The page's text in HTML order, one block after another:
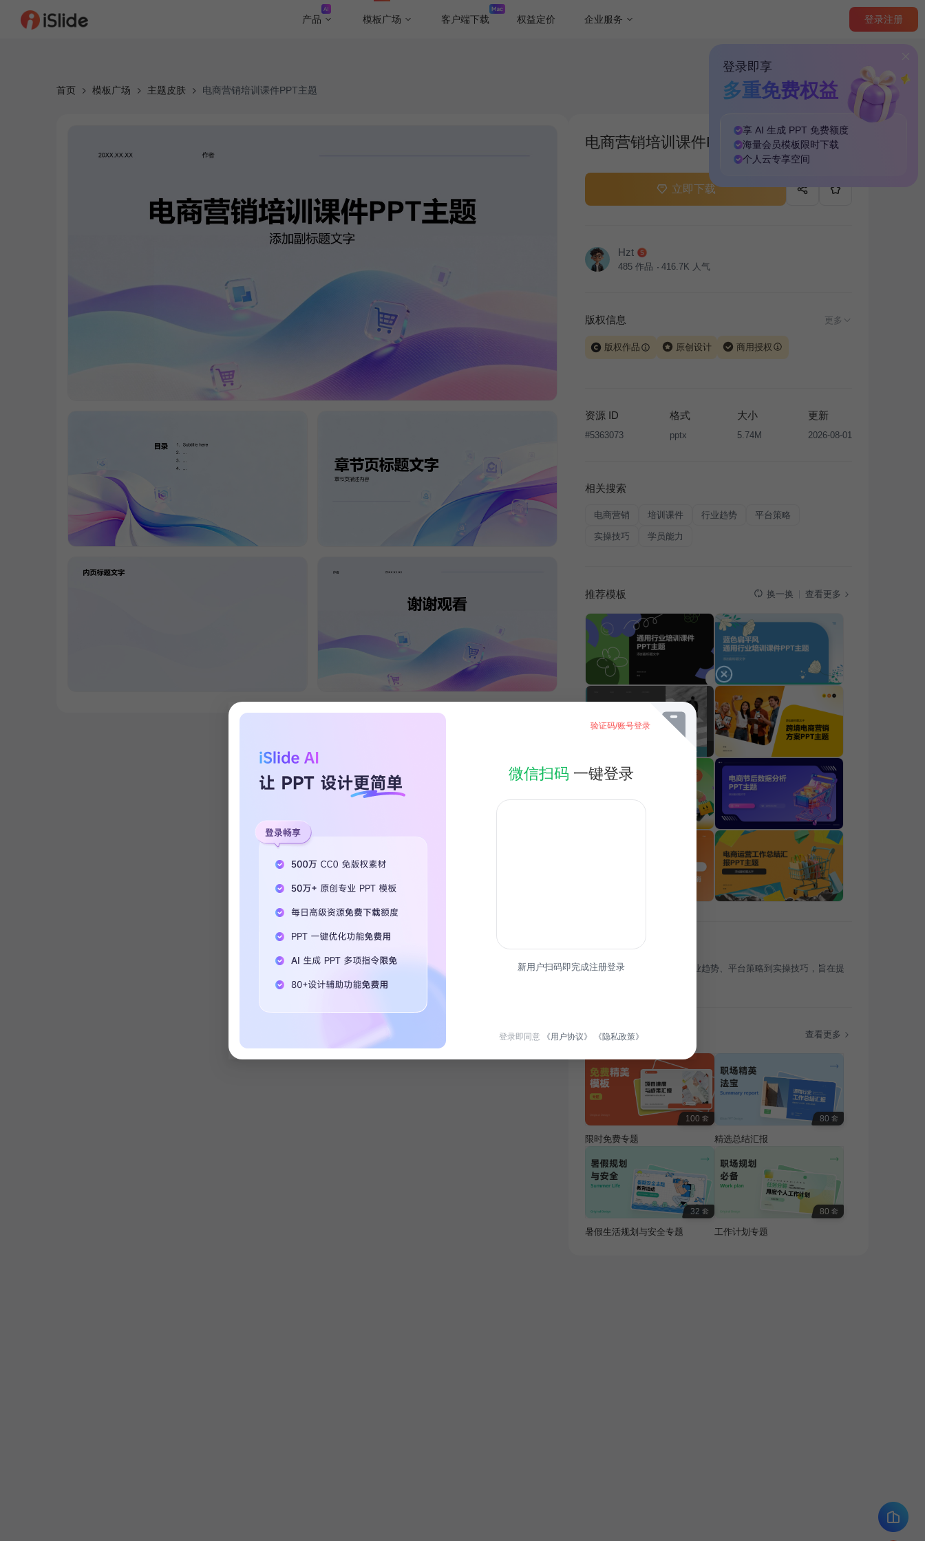
产品 模板广场 客户端下载 权益定价 企业服务 登录注册
登录即享
多重免费权益
享 AI 生成 PPT 免费额度
海量会员模板 限时下载
个人云专享空间
首页 模板广场 主题皮肤 电商营销培训课件PPT主题
电商营销培训课件PPT主题
立即下载
Hzt
485 作品 416.7K 人气
版权信息 更多
版权作品 原创设计 商用授权
让、出售或出租，未经投权许可任何人不得擅自转载和分发，否则
将接照我国著作权法的相关规定承担相应法律责任。
资源 ID
#5363073
格式
pptx
大小
5.74M
更新
2026-08-01
相关搜索
电商营销 培训课件 行业趋势 平台策略
实操技巧 学员能力
推荐模板 换一换 查看更多
简介
本课件针对电商营销，从行业趋势、平台策略到实操技巧，旨在提
热门专题 查看更多
100 套
限时免费专题
80 套
精选总结汇报
32 套
暑假生活规划与安全专题
80 套
工作计划专题
验证码/账号登录
微信扫码 一键登录
新用户扫码即完成注册登录
登录即同意 《用户协议》 《隐私政策》